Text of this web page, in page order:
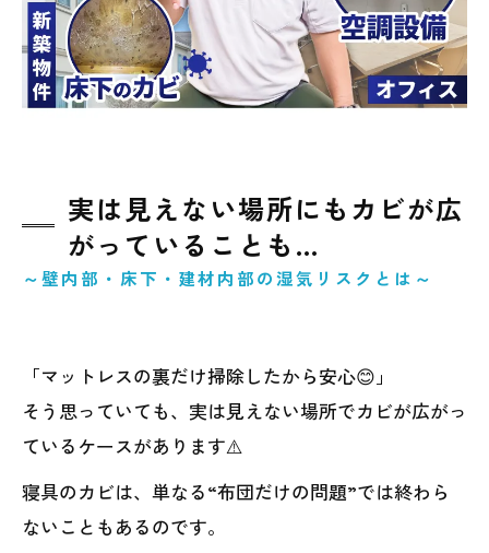
実は見えない場所にもカビが広
がっていることも…
～壁内部・床下・建材内部の湿気リスクとは～
「マットレスの裏だけ掃除したから安心😊」
そう思っていても、実は見えない場所でカビが広がっ
ているケースがあります⚠️
寝具のカビは、単なる“布団だけの問題”では終わら
ないこともあるのです。